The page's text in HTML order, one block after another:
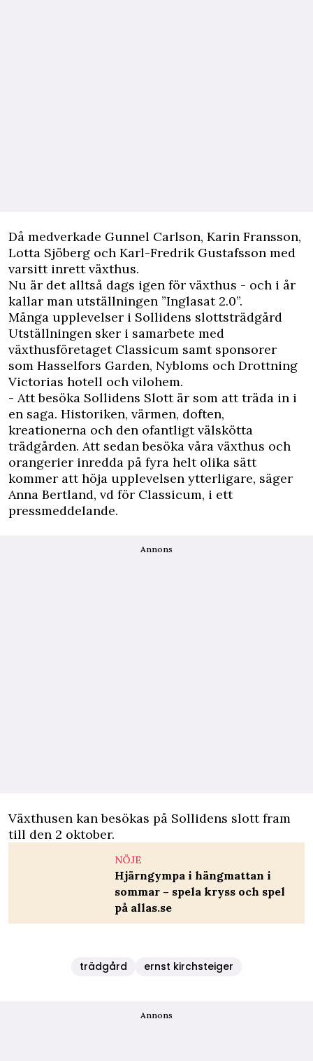
Då medverkade Gunnel Carlson, Karin Fransson,
Lotta Sjöberg och Karl-Fredrik Gustafsson med
varsitt inrett växthus.
Nu är det alltså dags igen för växthus - och i år
kallar man utställningen ”Inglasat 2.0”.
Många upplevelser i Sollidens slottsträdgård
Utställningen sker i samarbete med
växthusföretaget Classicum samt sponsorer
som Hasselfors Garden, Nybloms och Drottning
Victorias hotell och vilohem.
- Att besöka Sollidens Slott är som att träda in i
en saga. Historiken, värmen, doften,
kreationerna och den ofantligt välskötta
trädgården. Att sedan besöka våra växthus och
orangerier inredda på fyra helt olika sätt
kommer att höja upplevelsen ytterligare, säger
Anna Bertland, vd för Classicum, i ett
pressmeddelande.
Annons
Växthusen kan besökas på Sollidens slott fram
till den 2 oktober.
NÖJE
Hjärngympa i hängmattan i
sommar – spela kryss och spel
på allas.se
trädgård ernst kirchsteiger
Annons